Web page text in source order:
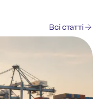
Всі статті